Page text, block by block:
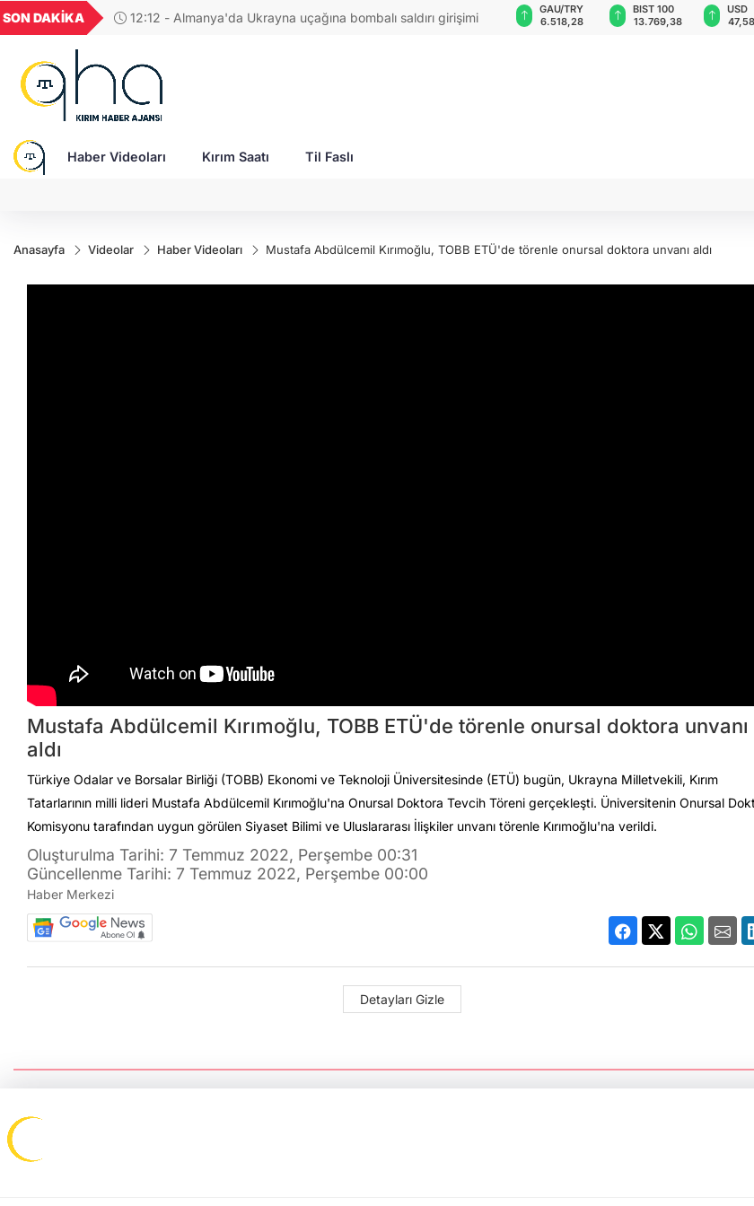
SON DAKİKA
12:04 - Rusya, Odesa'da buğday yüklü
aldı: 1 ölü, 3 yaralı
UYU
1,1820
18,1983
16,2308
28,0626
0,0018
GAU/TRY
6.518,28
BIST 100
13.769,38
USD
Haber Videoları Kırım Saatı Til Faslı
Anasayfa Videolar Haber Videoları Mustafa Abdülcemil Kırımoğlu, TOBB ETÜ'de törenle onursal doktora unvanı aldı
Mustafa Abdülcemil Kırımoğlu, TOBB ETÜ'de törenle onursal doktora unvanı
aldı
Türkiye Odalar ve Borsalar Birliği (TOBB) Ekonomi ve Teknoloji Üniversitesinde (ETÜ) bugün, Ukrayna Milletvekili, Kırım
Tatarlarının milli lideri Mustafa Abdülcemil Kırımoğlu'na Onursal Doktora Tevcih Töreni gerçekleşti. Üniversitenin Onursal
Komisyonu tarafından uygun görülen Siyaset Bilimi ve Uluslararası İlişkiler unvanı törenle Kırımoğlu'na verildi.
Oluşturulma Tarihi: 7 Temmuz 2022, Perşembe 00:31
Güncellenme Tarihi: 7 Temmuz 2022, Perşembe 00:00
Haber Merkezi
Detayları Gizle